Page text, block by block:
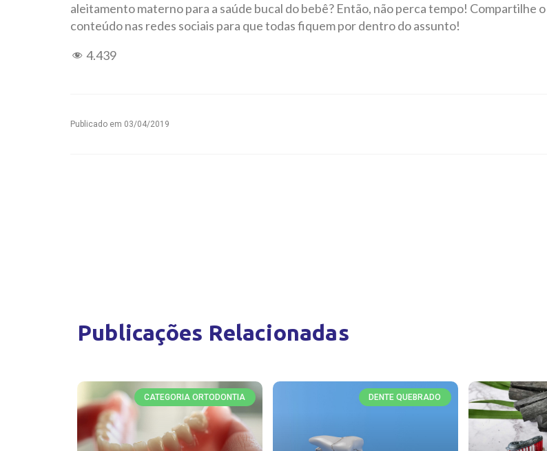
aleitamento materno para a saúde bucal do bebê? Então, não perca tempo! Compartilhe o
conteúdo nas redes sociais para que todas fiquem por dentro do assunto!
4.439
Publicado em 03/04/2019
Publicações Relacionadas
CATEGORIA ORTODONTIA DENTE QUEBRADO